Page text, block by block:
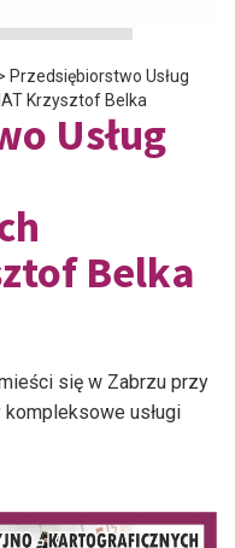
Przedsiębiorstwo Usług
Krzysztof Belka
Usług
Belka
się w Zabrzu przy
usługi